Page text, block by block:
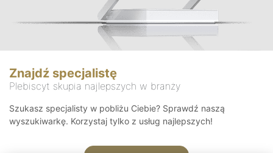
Znajdź specjalistę
Plebiscyt skupia najlepszych w branży
Szukasz specjalisty w pobliżu Ciebie? Sprawdź naszą
wyszukiwarkę. Korzystaj tylko z usług najlepszych!